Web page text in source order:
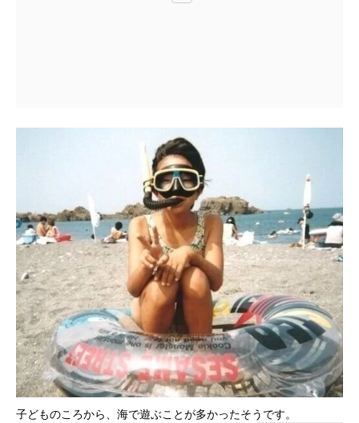
子どものころから、海で遊ぶことが多かったそうです。